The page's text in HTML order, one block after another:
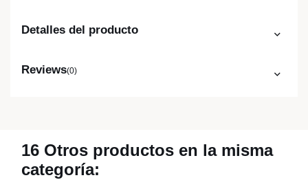
Detalles del producto
Reviews(0)
16 Otros productos en la misma
categoría: